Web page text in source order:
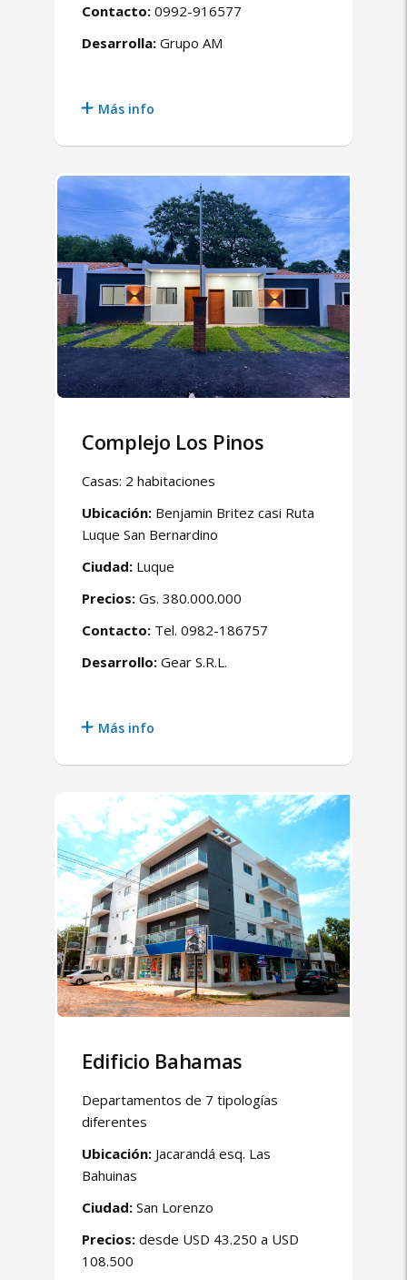
Contacto: 0992-916577
Desarrolla: Grupo AM
Más info
Complejo Los Pinos
Casas: 2 habitaciones
Ubicación: Benjamin Britez casi Ruta
Luque San Bernardino
Ciudad: Luque
Precios: Gs. 380.000.000
Contacto: Tel. 0982-186757
Desarrollo: Gear S.R.L.
Más info
Edificio Bahamas
Departamentos de 7 tipologías
diferentes
Ubicación: Jacarandá esq. Las
Bahuinas
Ciudad: San Lorenzo
Precios: desde USD 43.250 a USD
108.500